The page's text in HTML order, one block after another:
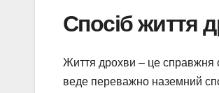
Спосіб життя
Життя дрохви – це справжня
веде переважно наземний